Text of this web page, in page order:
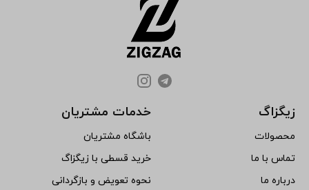
زیگزاگ
محصولات
تماس با ما
درباره ما
خدمات مشتریان
باشگاه مشتریان
خرید قسطی با زیگزاگ
نحوه تعویض و بازگردانی